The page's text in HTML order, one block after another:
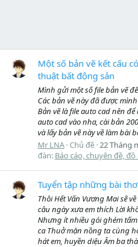
Một số bản vẽ kết cấu
thuật bất động sản
Mình gửi một số file bản vẽ
Các bản vẽ này đã được
Bản vẽ là file auto cad nên
auto cad vào nha, cài bản
và lấy bản vẽ này về làm bài
Mr LNA Chủ đề 22 Tháng
đàn: Báo cáo, chuyên đề,
Tuyển tập những bài
Thôi Hết Vấn Vương Mai sẽ
câu ngày xưa em thích Lời
Nhưng ít nhiều gói ghém
ca Thuở mặn nồng ta cùng
hát em, huyền diệu Âm ba